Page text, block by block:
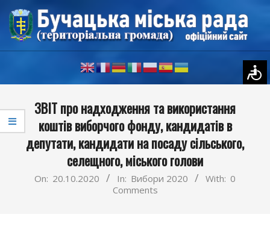
Skip
content
Navigation
Menu
3BIT про надходження та використання
коштів виборчого фонду, кандидатів в
депутати, кандидати на посаду сільського,
селещного, міського голови
On: 20.10.2020 In: Вибори 2020 With: 0
Comments